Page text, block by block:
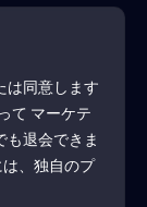
は同意します
て マーケテ
も退会できま
、独自のプ